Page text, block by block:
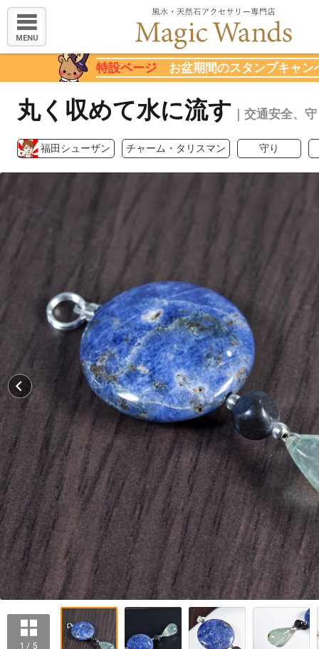
MENU
特設ページ お盆期間のスタンプキャン
丸く収めて水に流す ｜交通安全、
福田シューザン チャーム・タリスマン 守り
1 / 5